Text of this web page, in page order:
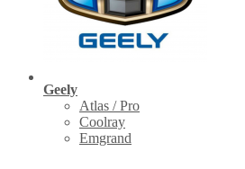
Geely
Atlas / Pro
Coolray
Emgrand